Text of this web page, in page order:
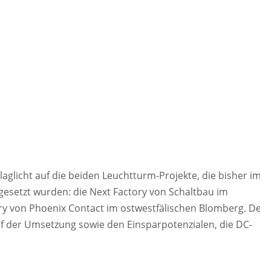
auf die beiden Leuchtturm-Projekte, die bisher im
wurden: die Next Factory von Schaltbau im
von Phoenix Contact im ostwestfälischen Blomberg.
Umsetzung sowie den Einsparpotenzialen, die DC-